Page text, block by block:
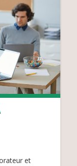
et